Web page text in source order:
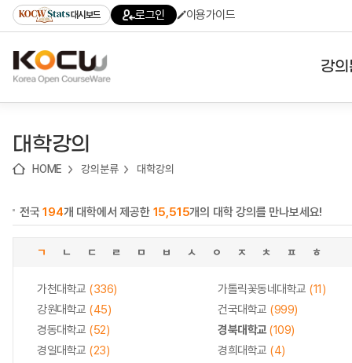
기
기
기
content)
가
대시보드 로그인 이용가이드
강
대학강의
HOME 강의분류 대학강의
전국194개 대학에서 제공한 15,515개의 대학 강의를 만나보세요!
ㄱ ㄴ ㄷ ㄹ ㅁ ㅂ ㅅ ㅇ ㅈ ㅊ ㅍ ㅎ
가천대학교 (336) 가톨릭꽃동네대학교 (11)
강원대학교 (45) 건국대학교 (999)
경동대학교 (52) 경북대학교(109)
경일대학교 (23) 경희대학교 (4)